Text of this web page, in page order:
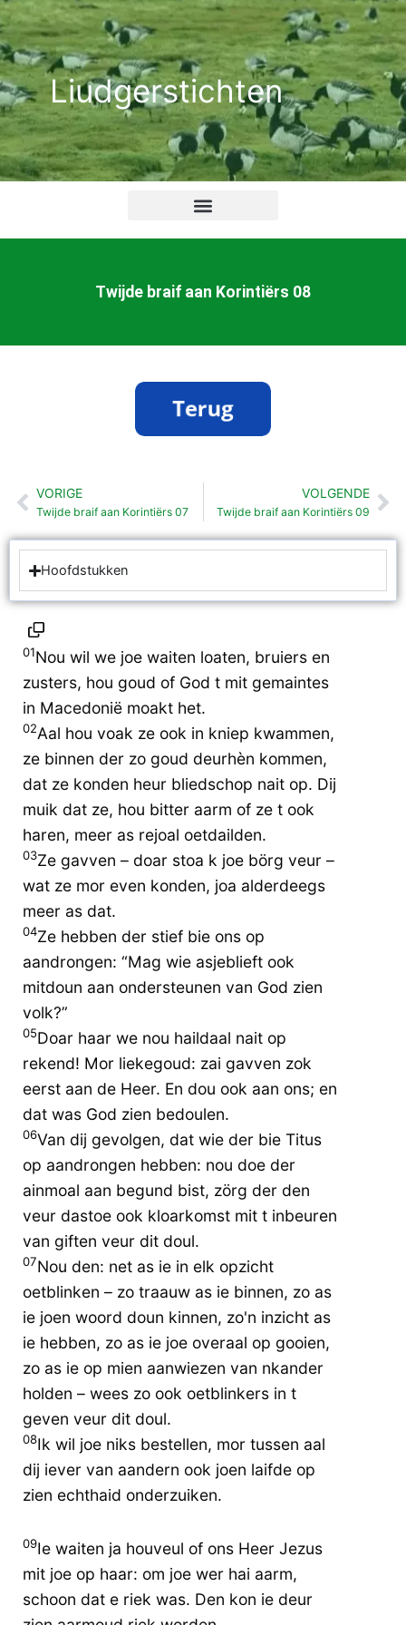
Ga
naar
de
inhoudLiudgerstichten
Twijde braif aan Korintiërs 08
Vorige
VORIGE
Twijde braif aan Korintiërs 07
VOLGENDE
Twijde braif aan Korintiërs 09
Hoofdstukken
01Nou wil we joe waiten loaten, bruiers en
zusters, hou goud of God t mit gemaintes
in Macedonië moakt het.
02Aal hou voak ze ook in kniep kwammen,
ze binnen der zo goud deurhèn kommen,
dat ze konden heur bliedschop nait op. Dij
muik dat ze, hou bitter aarm of ze t ook
haren, meer as rejoal oetdailden.
03Ze gavven – doar stoa k joe börg veur –
wat ze mor even konden, joa alderdeegs
meer as dat.
04Ze hebben der stief bie ons op
aandrongen: “Mag wie asjeblieft ook
mitdoun aan ondersteunen van God zien
volk?”
05Doar haar we nou haildaal nait op
rekend! Mor liekegoud: zai gavven zok
eerst aan de Heer. En dou ook aan ons; en
dat was God zien bedoulen.
06Van dij gevolgen, dat wie der bie Titus
op aandrongen hebben: nou doe der
ainmoal aan begund bist, zörg der den
veur dastoe ook kloarkomst mit t inbeuren
van giften veur dit doul.
07Nou den: net as ie in elk opzicht
oetblinken – zo traauw as ie binnen, zo as
ie joen woord doun kinnen, zo'n inzicht as
ie hebben, zo as ie joe overaal op gooien,
zo as ie op mien aanwiezen van nkander
holden – wees zo ook oetblinkers in t
geven veur dit doul.
08Ik wil joe niks bestellen, mor tussen aal
dij iever van aandern ook joen laifde op
zien echthaid onderzuiken.
09Ie waiten ja houveul of ons Heer Jezus
mit joe op haar: om joe wer hai aarm,
schoon dat e riek was. Den kon ie deur